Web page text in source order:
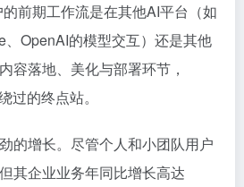
前期工作流是在其他AI平台（如
OpenAI的模型交互）还是其他
容落地、美化与部署环节，
过的终点站。
的增长。尽管个人和小团队用户
其企业业务年同比增长高达